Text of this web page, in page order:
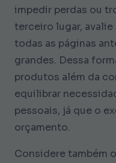
impedir perdas ou
terceiro lugar,
todas as páginas
grandes. Dessa
produtos além da
equilibrar
pessoais, já que o
orçamento.
Considere também